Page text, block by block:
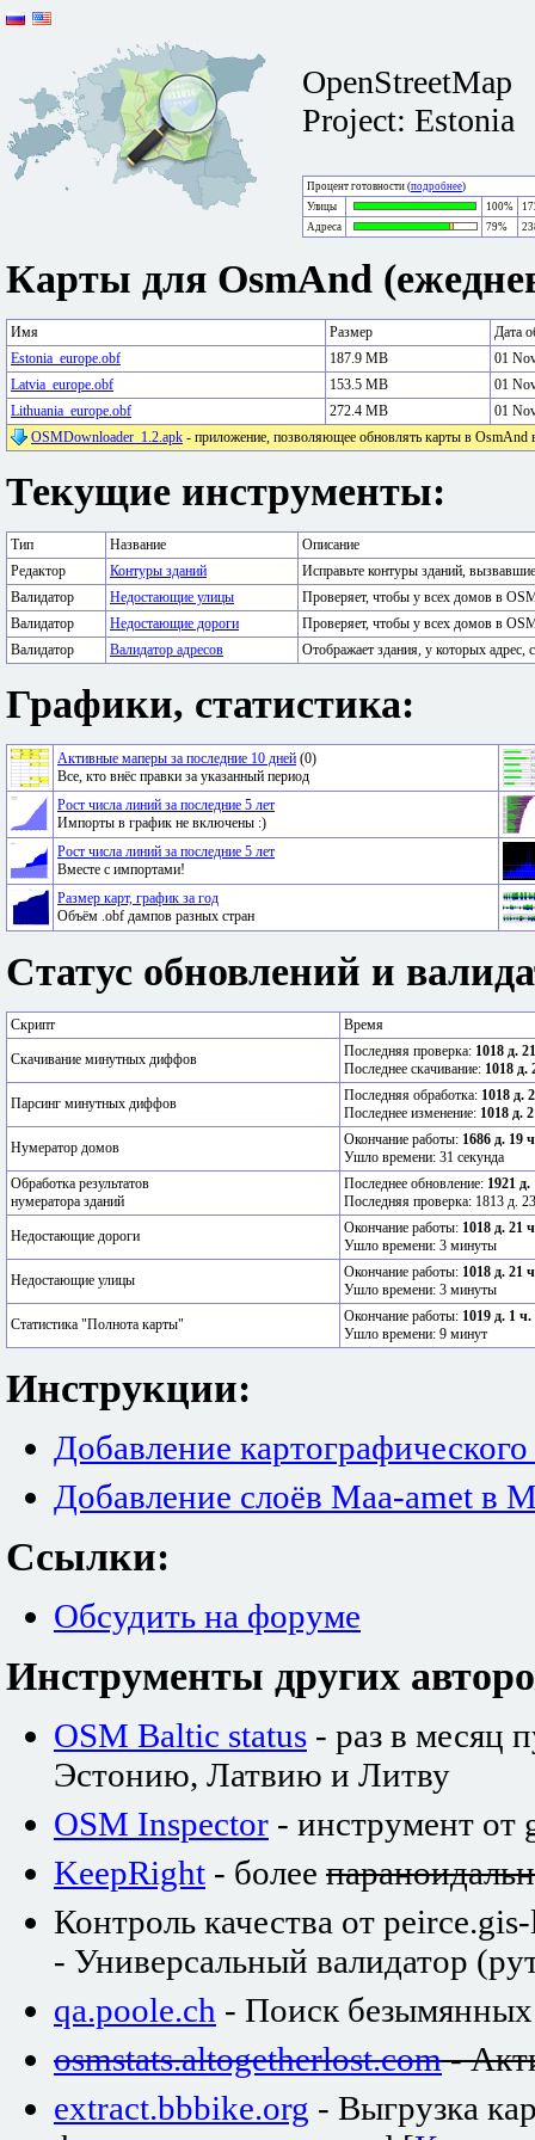
OpenStreetMap
Project: Estonia
Процент готовности (подробнее)
Улицы
100%
Адреса
79%
Карты для OsmAnd
Имя Размер
Дата
Estonia_europe.obf
187.9 MB
01
Latvia_europe.obf
153.5 MB
01
Lithuania_europe.obf
272.4 MB
01
OSMDownloader_1.2.apk - приложение, позволяющее обновлять карты в OsmAnd
Текущие инструменты:
Тип Название
Описание
Редактор
Контуры зданий
Исправьте контуры зданий,
Валидатор
Недостающие улицы
Проверяет, чтобы у всех домов в
Валидатор
Недостающие дороги
Проверяет, чтобы у всех домов в
Валидатор
Валидатор адресов Отображает здания, у которых адрес,
Графики, статистика:
Активные маперы за последние 10 дней (0)
Все, кто внёс правки за указанный период
Рост числа линий за последние 5 лет
Импорты в график не включены :)
Рост числа линий за последние 5 лет
Вместе с импортами!
Размер карт, график за год
Объём .obf дампов разных стран
Статус обновлений и
Скрипт Время
Скачивание минутных диффов Последняя проверка: 1018 д.
Последнее скачивание: 1018 д.
Парсинг минутных диффов Последняя обработка: 1018 д.
Последнее изменение: 1018 д.
Нумератор домов Окончание работы: 1686 д. 19
Ушло времени: 31 секунда
Обработка результатов
нумератора зданий
Последнее обновление: 1921 д.
Последняя проверка: 1813 д.
Недостающие дороги Окончание работы: 1018 д. 21
Ушло времени: 3 минуты
Недостающие улицы Окончание работы: 1018 д. 21
Ушло времени: 3 минуты
Статистика "Полнота карты" Окончание работы: 1019 д. 1 ч.
Ушло времени: 9 минут
Инструкции:
Добавление
Добавление слоёв Maa-amet в
Ссылки:
Обсудить на форуме
Инструменты других
OSM Baltic status - раз в месяц
Эстонию, Латвию и Литву
OSM Inspector - инструмент от
KeepRight - более
Контроль качества от
- Универсальный валидатор
qa.poole.ch - Поиск
osmstats.altogetherlost.com-
extract.bbbike.org - Выгрузка